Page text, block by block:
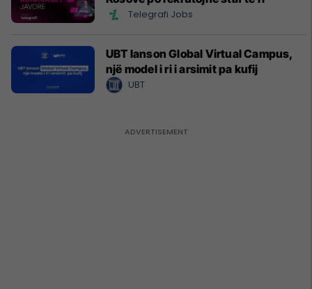
Telegrafi Jobs
UBT lanson Global Virtual Campus,
një model i ri i arsimit pa kufij
UBT